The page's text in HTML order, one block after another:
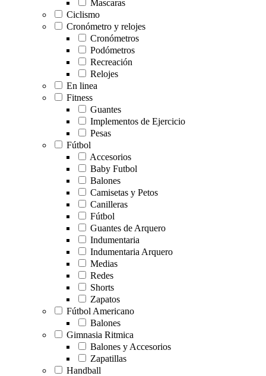
Mascaras
Ciclismo
Cronómetro y relojes
Cronómetros
Podómetros
Recreación
Relojes
En linea
Fitness
Guantes
Implementos de Ejercicio
Pesas
Fútbol
Accesorios
Baby Futbol
Balones
Camisetas y Petos
Canilleras
Fútbol
Guantes de Arquero
Indumentaria
Indumentaria Arquero
Medias
Redes
Shorts
Zapatos
Fútbol Americano
Balones
Gimnasia Ritmica
Balones y Accesorios
Zapatillas
Handball